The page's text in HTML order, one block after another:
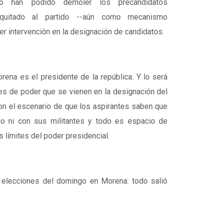
han podido demoler los precandidatos
al partido --aún como mecanismo
intervención en la designación de candidatos.
es el presidente de la república. Y lo será
de poder que se vienen en la designación del
el escenario de que los aspirantes saben que
ni con sus militantes y todo es espacio de
límites del poder presidencial.
del domingo en Morena: todo salió